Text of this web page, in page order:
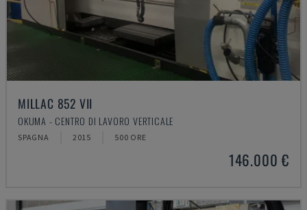
MILLAC 852 VII
OKUMA - CENTRO DI LAVORO VERTICALE
SPAGNA 2015 500 ORE
146.000 €